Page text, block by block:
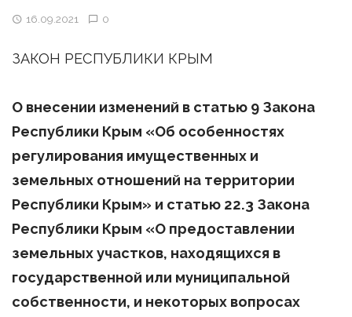
16.09.2021 0
ЗАКОН РЕСПУБЛИКИ КРЫМ
О внесении изменений в статью 9 Закона
Республики Крым «Об особенностях
регулирования имущественных и
земельных отношений на территории
Республики Крым» и статью 22.3 Закона
Республики Крым «О предоставлении
земельных участков, находящихся в
государственной или муниципальной
собственности, и некоторых вопросах